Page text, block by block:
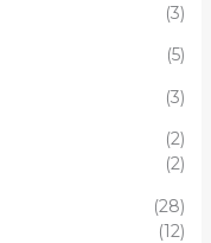
(3)
(5)
(3)
(2)
(2)
(28)
(12)